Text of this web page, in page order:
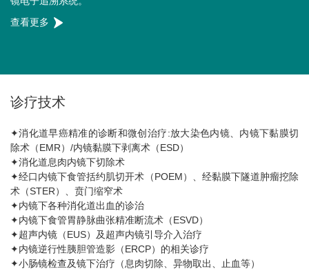
查看更多
诊疗技术
✦消化道早癌精准的诊断和微创治疗:放大染色内镜、内镜下黏膜切
除术（EMR）/内镜黏膜下剥离术（ESD）
✦消化道息肉内镜下切除术
✦经口内镜下食管括约肌切开术（POEM）、经黏膜下隧道肿瘤挖除
术（STER）、贲门缩窄术
✦内镜下各种消化道出血的诊治
✦内镜下食管胃静脉曲张精准断流术（ESVD）
✦超声内镜（EUS）及超声内镜引导介入治疗
✦内镜逆行性胰胆管造影（ERCP）的相关诊疗
✦小肠镜检查及镜下治疗（息肉切除、异物取出、止血等）